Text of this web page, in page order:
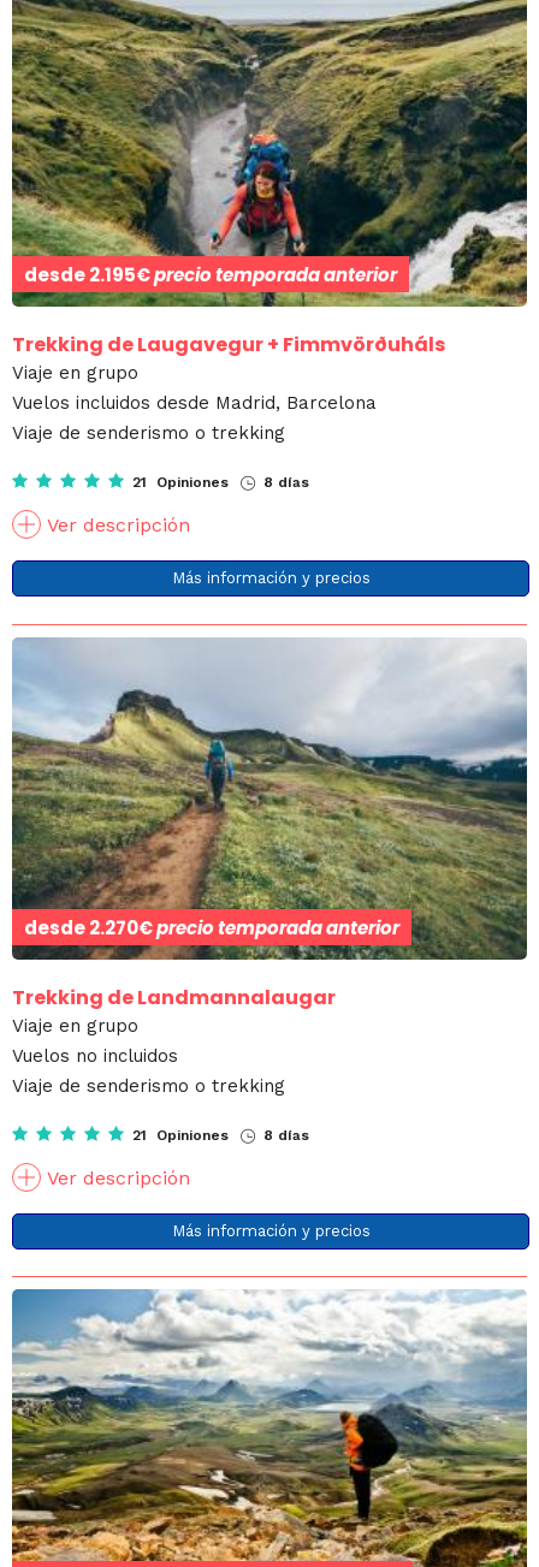
desde2.195€precio temporada anterior
Trekking de Laugavegur + Fimmvörðuháls
Viaje en grupo
Vuelos incluidos desde Madrid, Barcelona
Viaje de senderismo o trekking
21 Opiniones 8 días
Ver descripción
Más información y precios
desde2.270€precio temporada anterior
Trekking de Landmannalaugar
Viaje en grupo
Vuelos no incluidos
Viaje de senderismo o trekking
21 Opiniones 8 días
Ver descripción
Más información y precios